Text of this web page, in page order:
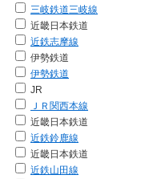
三岐鉄道三岐線
近畿日本鉄道
近鉄志摩線
伊勢鉄道
伊勢鉄道
JR
ＪＲ関西本線
近畿日本鉄道
近鉄鈴鹿線
近畿日本鉄道
近鉄山田線